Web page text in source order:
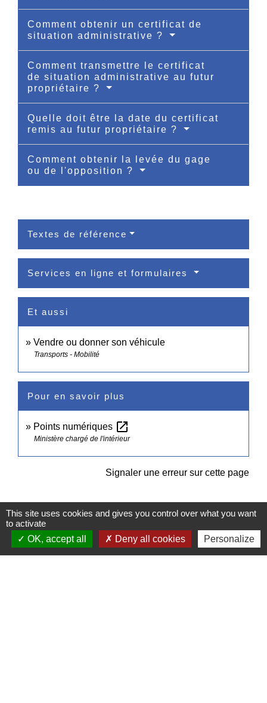
Comment obtenir un certificat de
situation administrative ?
Comment transmettre le certificat
de situation administrative au futur
propriétaire ?
Quelle doit être la date du certificat
remis au futur propriétaire ?
Comment obtenir la levée du gage
ou de l'opposition ?
Textes de référence
Services en ligne et formulaires
Et aussi
Vendre ou donner son véhicule
Transports - Mobilité
Pour en savoir plus
Points numériques open_in_new
Ministère chargé de l'intérieur
Signaler une erreur sur cette page
This site uses cookies and gives you control over what you want
to activate
OK, accept all
Deny all cookies Personalize